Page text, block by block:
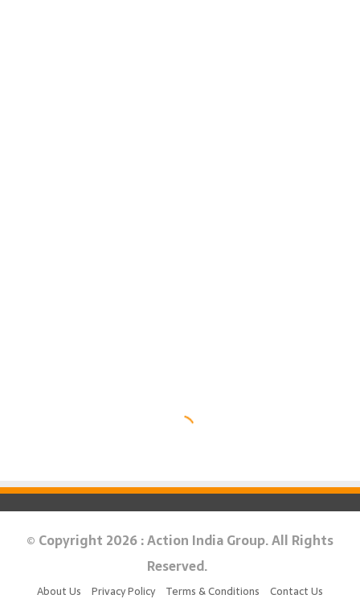
© Copyright 2026 : Action India Group. All Rights
Reserved.
About Us Privacy Policy Terms & Conditions Contact Us